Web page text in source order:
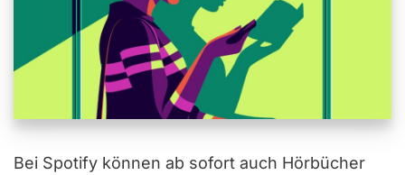
Bei Spotify können ab sofort auch Hörbücher